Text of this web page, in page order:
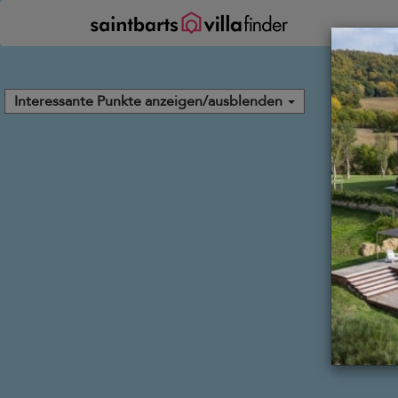
Interessante Punkte anzeigen/ausblenden